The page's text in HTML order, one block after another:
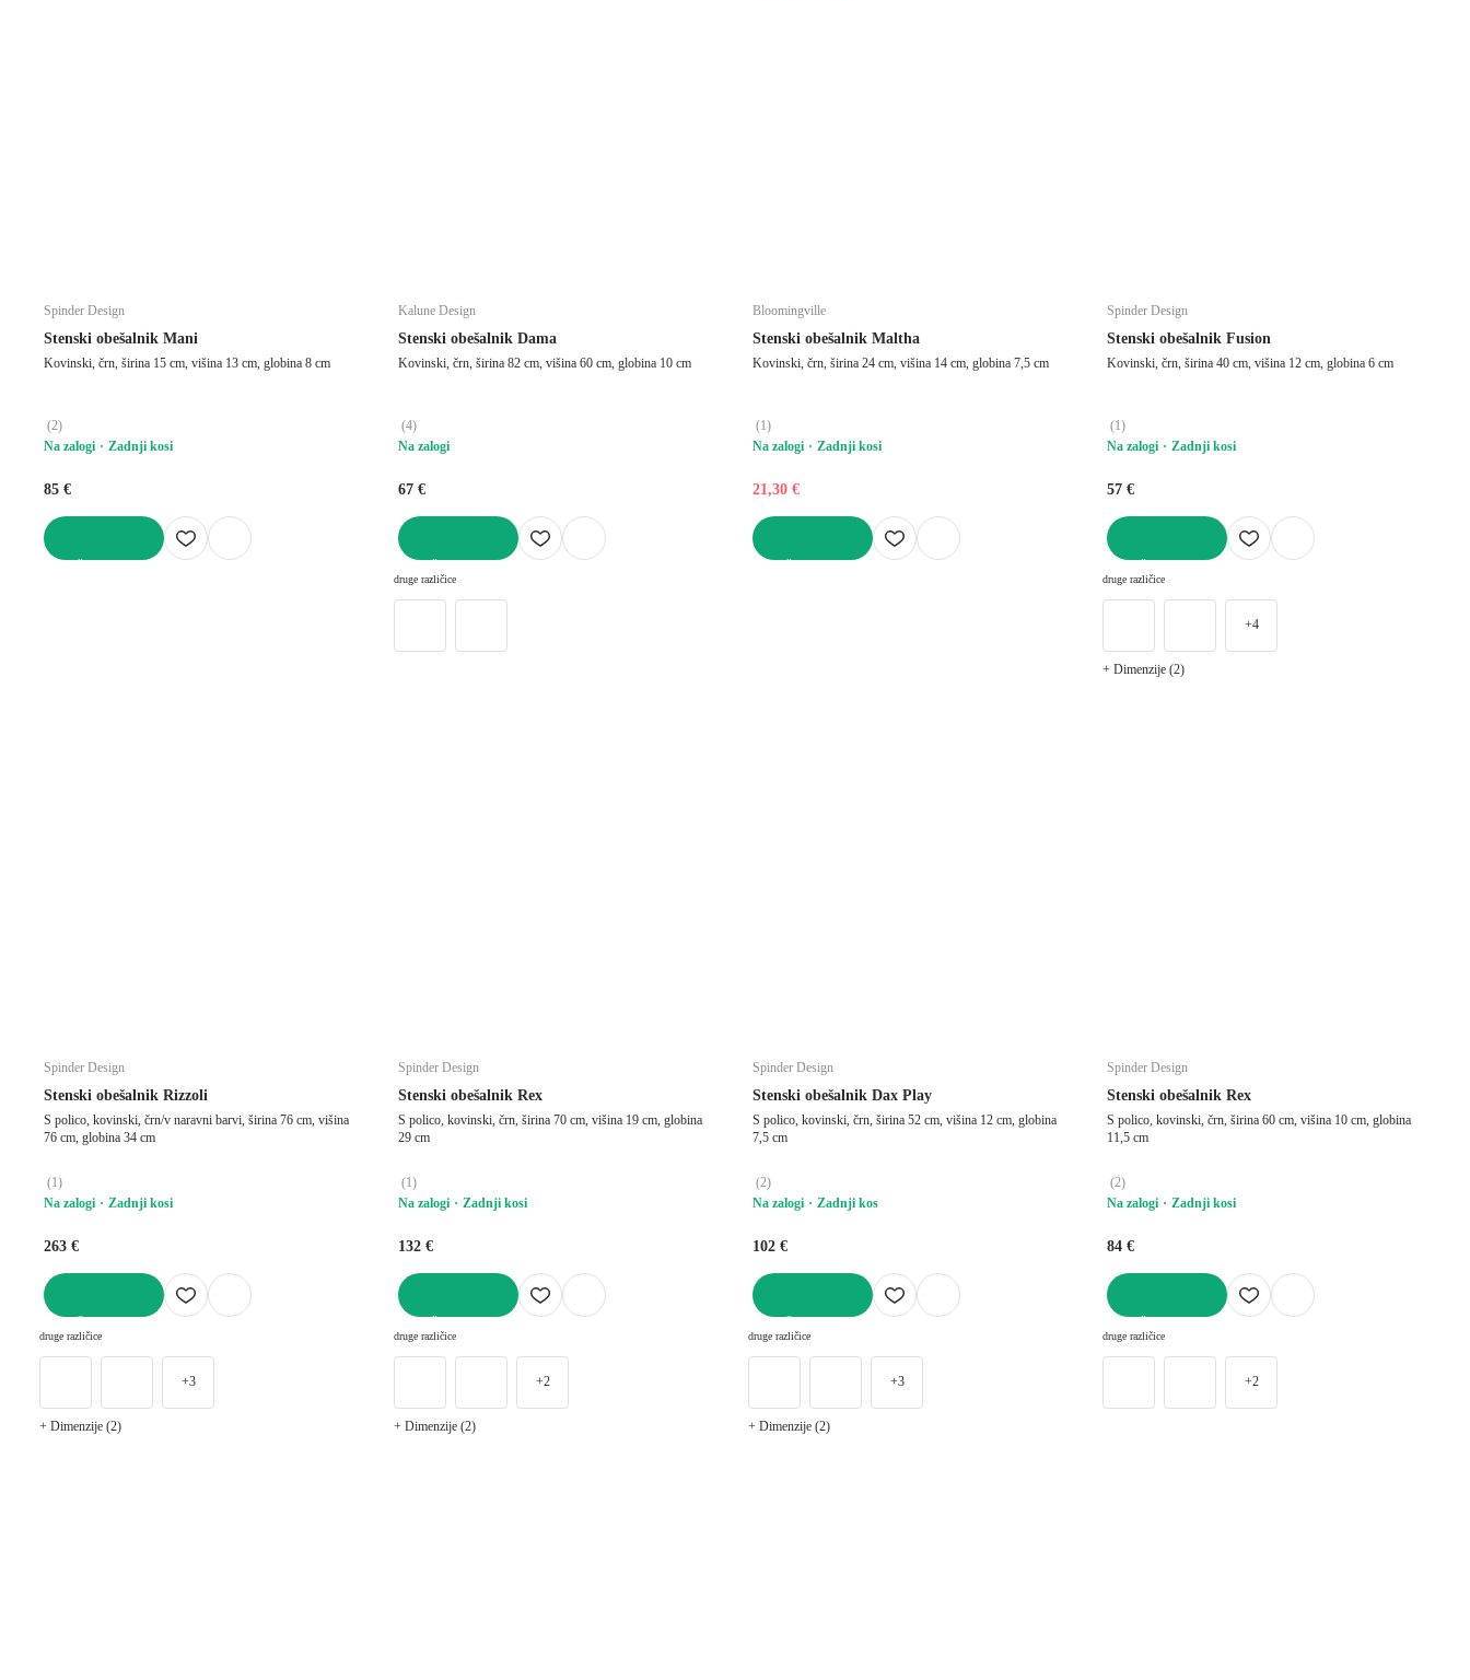
Spinder Design
Stenski obešalnik Mani
Kovinski, črn, širina 15 cm, višina 13 cm, globina 8 cm
(2)
Na zalogi
Zadnji kosi
85 €
Kalune Design
Stenski obešalnik Dama
Kovinski, črn, širina 82 cm, višina 60 cm, globina 10 cm
(4)
Na zalogi
67 €
druge različice
Bloomingville
Stenski obešalnik Maltha
Kovinski, črn, širina 24 cm, višina 14 cm, globina 7,5 cm
(1)
Na zalogi
Zadnji kosi
21,30 €
Spinder Design
Stenski obešalnik Fusion
Kovinski, črn, širina 40 cm, višina 12 cm, globina 6 cm
(1)
Na zalogi
Zadnji kosi
57 €
druge različice
+4
+ Dimenzije (2)
Spinder Design
Stenski obešalnik Rizzoli
S polico, kovinski, črn/v naravni barvi, širina 76 cm, višina
76 cm, globina 34 cm
(1)
Na zalogi
Zadnji kosi
263 €
druge različice
+3
+ Dimenzije (2)
Spinder Design
Stenski obešalnik Rex
S polico, kovinski, črn, širina 70 cm, višina 19 cm, globina
29 cm
(1)
Na zalogi
Zadnji kosi
132 €
druge različice
+2
+ Dimenzije (2)
Spinder Design
Stenski obešalnik Dax Play
S polico, kovinski, črn, širina 52 cm, višina 12 cm, globina
7,5 cm
(2)
Na zalogi
Zadnji kos
102 €
druge različice
+3
+ Dimenzije (2)
Spinder Design
Stenski obešalnik Rex
S polico, kovinski, črn, širina 60 cm, višina 10 cm, globina
11,5 cm
(2)
Na zalogi
Zadnji kosi
84 €
druge različice
+2